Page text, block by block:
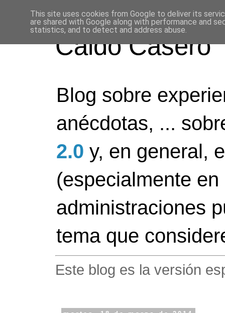
Caldo Casero
Blog sobre
anécdotas, ...
2.0 y, en general,
(especialmente
administraciones
tema que
Este blog es la versión
This site uses cookies from Google to deliver its
are shared with Google along with performance and
statistics, and to detect and address abuse.